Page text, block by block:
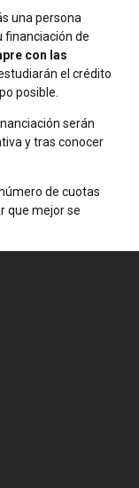
una persona
financiación de
con las
el crédito
posible.
serán
y tras conocer
de cuotas
que mejor se